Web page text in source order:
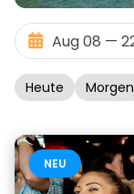
Heute Morgen
NEU